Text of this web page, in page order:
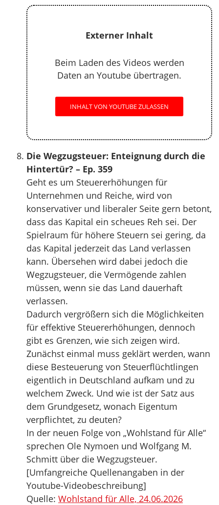
Externer Inhalt
Beim Laden des Videos werden
Daten an Youtube übertragen.
INHALT VON YOUTUBE ZULASSEN
Die Wegzugsteuer: Enteignung durch die
Hintertür? – Ep. 359
Geht es um Steuererhöhungen für
Unternehmen und Reiche, wird von
konservativer und liberaler Seite gern betont,
dass das Kapital ein scheues Reh sei. Der
Spielraum für höhere Steuern sei gering, da
das Kapital jederzeit das Land verlassen
kann. Übersehen wird dabei jedoch die
Wegzugsteuer, die Vermögende zahlen
müssen, wenn sie das Land dauerhaft
verlassen.
Dadurch vergrößern sich die Möglichkeiten
für effektive Steuererhöhungen, dennoch
gibt es Grenzen, wie sich zeigen wird.
Zunächst einmal muss geklärt werden, wann
diese Besteuerung von Steuerflüchtlingen
eigentlich in Deutschland aufkam und zu
welchem Zweck. Und wie ist der Satz aus
dem Grundgesetz, wonach Eigentum
verpflichtet, zu deuten?
In der neuen Folge von „Wohlstand für Alle“
sprechen Ole Nymoen und Wolfgang M.
Schmitt über die Wegzugsteuer.
[Umfangreiche Quellenangaben in der
Youtube-Videobeschreibung]
Quelle: Wohlstand für Alle, 24.06.2026